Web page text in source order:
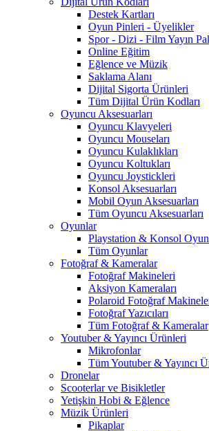
Destek Kartları
Oyun Pinleri - Üyelikler
Spor - Dizi - Film Yayın
Online Eğitim
Eğlence ve Müzik
Saklama Alanı
Dijital Sigorta Ürünleri
Tüm Dijital Ürün Kodları
Oyuncu Aksesuarları
Oyuncu Klavyeleri
Oyuncu Mouseları
Oyuncu Kulaklıkları
Oyuncu Koltukları
Oyuncu Joystickleri
Konsol Aksesuarları
Mobil Oyun Aksesuarları
Tüm Oyuncu Aksesuarları
Oyunlar
Playstation & Konsol
Tüm Oyunlar
Fotoğraf & Kameralar
Fotoğraf Makineleri
Aksiyon Kameraları
Polaroid Fotoğraf
Fotoğraf Yazıcıları
Tüm Fotoğraf & Kameralar
Youtuber & Yayıncı Ürünleri
Mikrofonlar
Tüm Youtuber & Yayıncı
Dronelar
Scooterlar ve Bisikletler
Yetişkin Hobi & Eğlence
Müzik Ürünleri
Pikaplar